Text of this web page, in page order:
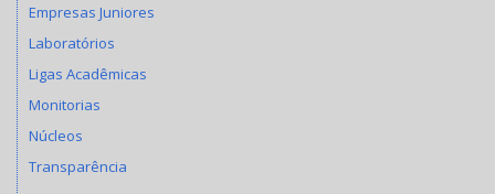
Empresas Juniores
Laboratórios
Ligas Acadêmicas
Monitorias
Núcleos
Transparência